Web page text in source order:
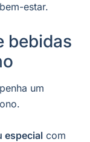
estar.
bebidas
um
especial com